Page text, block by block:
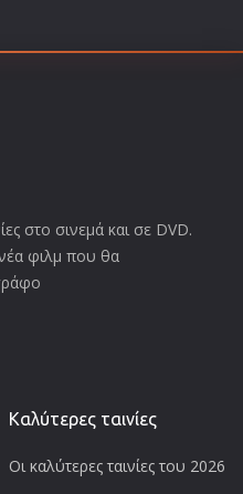
στο σινεμά και σε DVD.
νέα φιλμ που θα
Καλύτερες ταινίες
Οι καλύτερες ταινίες του 2026